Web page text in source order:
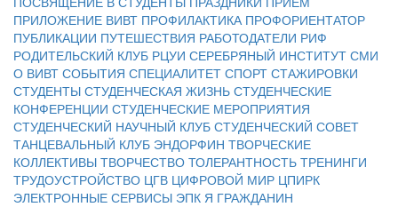
ПРИЛОЖЕНИЕ ВИВТ ПРОФИЛАКТИКА ПРОФОРИЕНТАТОР
ПУБЛИКАЦИИ ПУТЕШЕСТВИЯ РАБОТОДАТЕЛИ РИФ
РОДИТЕЛЬСКИЙ КЛУБ РЦУИ СЕРЕБРЯНЫЙ ИНСТИТУТ СМИ
О ВИВТ СОБЫТИЯ СПЕЦИАЛИТЕТ СПОРТ СТАЖИРОВКИ
СТУДЕНТЫ СТУДЕНЧЕСКАЯ ЖИЗНЬ СТУДЕНЧЕСКИЕ
КОНФЕРЕНЦИИ СТУДЕНЧЕСКИЕ МЕРОПРИЯТИЯ
СТУДЕНЧЕСКИЙ НАУЧНЫЙ КЛУБ СТУДЕНЧЕСКИЙ СОВЕТ
ТАНЦЕВАЛЬНЫЙ КЛУБ ЭНДОРФИН ТВОРЧЕСКИЕ
КОЛЛЕКТИВЫ ТВОРЧЕСТВО ТОЛЕРАНТНОСТЬ ТРЕНИНГИ
ТРУДОУСТРОЙСТВО ЦГВ ЦИФРОВОЙ МИР ЦПИРК
ЭЛЕКТРОННЫЕ СЕРВИСЫ ЭПК Я ГРАЖДАНИН